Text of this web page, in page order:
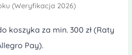
(Weryfikacja 2026)
koszyka za min. 300 zł (Raty
Pay).